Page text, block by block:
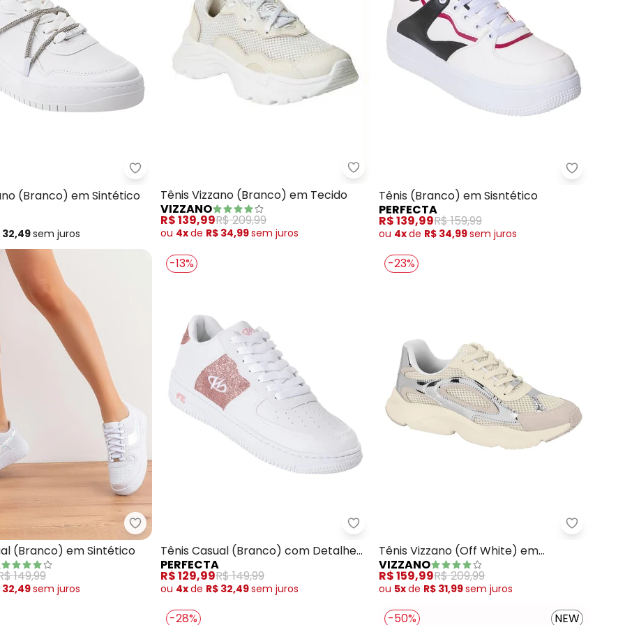
(Off White)
Vizzano - Tênis Vizzano (Branco) em Sintético
(Branco) em Sintético
32,49sem juros
Vizzano - Tênis Vizzano (Branco) em Tecido
Tênis Vizzano (Branco) em Tecido
VIZZANO
R$ 139,99R$ 209,99
ou 4xde R$ 34,99sem juros
Perfecta
Tênis (Branco) em Sisntético
PERFECTA
R$ 139,99R$ 159,99
ou 4xde R$ 34,99sem juros
(Branco) em Camurça SintéticaPerfecta - Tênis Casual (Branco) em Sintético
(Branco) em Sintético
149,99
32,49sem juros
-13%
Perfecta - Tênis Casual (Branco) com Detalhe
Tênis Casual (Branco) com Detalhe
de Glitter
PERFECTA
R$ 129,99R$ 149,99
ou 4xde R$ 32,49sem juros
-23%
Vizzano
Tênis Vizzano (Off White) em
Sintético e Tecido
VIZZANO
R$ 159,99R$ 209,99
ou 5xde R$ 31,99sem juros
-28% -50% NEW